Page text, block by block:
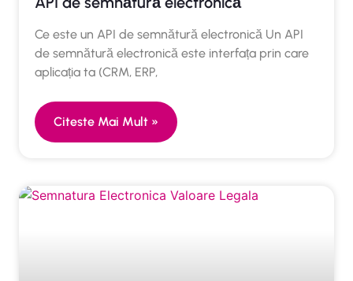
Ce este un API de semnătură electronică Un API
de semnătură electronică este interfața prin care
aplicația ta (CRM, ERP,
Citeste Mai Mult »